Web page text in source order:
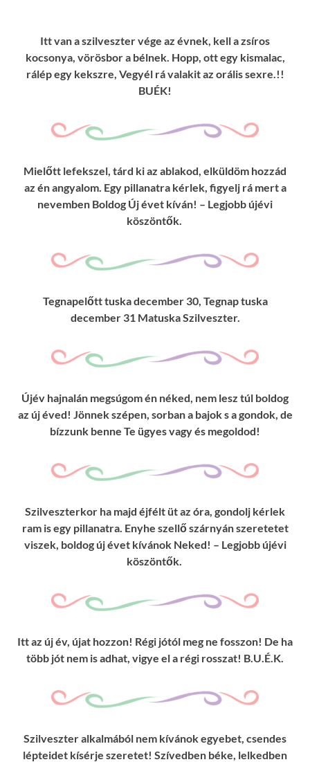
Itt van a szilveszter vége az évnek, kell a zsíros
kocsonya, vörösbor a bélnek. Hopp, ott egy kismalac,
rálép egy kekszre, Vegyél rá valakit az orális sexre.!!
BUÉK!
Mielőtt lefekszel, tárd ki az ablakod, elküldöm hozzád
az én angyalom. Egy pillanatra kérlek, figyelj rá mert a
nevemben Boldog Új évet kíván! – Legjobb újévi
köszöntők.
Tegnapelőtt tuska december 30, Tegnap tuska
december 31 Matuska Szilveszter.
Újév hajnalán megsúgom én néked, nem lesz túl boldog
az új éved! Jönnek szépen, sorban a bajok s a gondok, de
bízzunk benne Te ügyes vagy és megoldod!
Szilveszterkor ha majd éjfélt üt az óra, gondolj kérlek
ram is egy pillanatra. Enyhe szellő szárnyán szeretetet
viszek, boldog új évet kívánok Neked! – Legjobb újévi
köszöntők.
Itt az új év, újat hozzon! Régi jótól meg ne fosszon! De ha
több jót nem is adhat, vigye el a régi rosszat! B.U.É.K.
Szilveszter alkalmából nem kívánok egyebet, csendes
lépteidet kísérje szeretet! Szívedben béke, lelkedben